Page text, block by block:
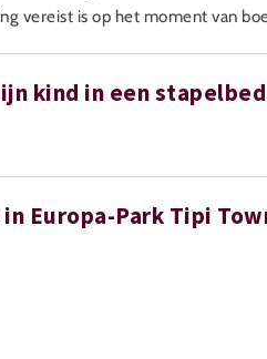
vereist is op het moment van
kind in een
Europa-Park Tipi